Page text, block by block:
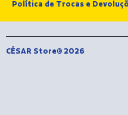
Política de Trocas e
CÉSAR Store® 2026